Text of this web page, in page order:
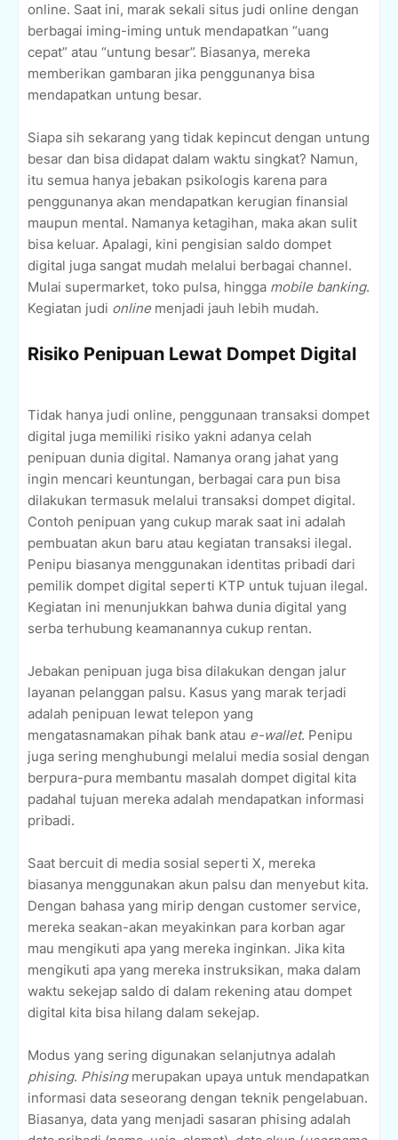
online. Saat ini, marak sekali situs judi online dengan
berbagai iming-iming untuk mendapatkan “uang
cepat” atau “untung besar”. Biasanya, mereka
memberikan gambaran jika penggunanya bisa
mendapatkan untung besar.
Siapa sih sekarang yang tidak kepincut dengan untung
besar dan bisa didapat dalam waktu singkat? Namun,
itu semua hanya jebakan psikologis karena para
penggunanya akan mendapatkan kerugian finansial
maupun mental. Namanya ketagihan, maka akan sulit
bisa keluar. Apalagi, kini pengisian saldo dompet
digital juga sangat mudah melalui berbagai channel.
Mulai supermarket, toko pulsa, hingga mobile banking.
Kegiatan judi online menjadi jauh lebih mudah.
Risiko Penipuan Lewat Dompet Digital
Tidak hanya judi online, penggunaan transaksi dompet
digital juga memiliki risiko yakni adanya celah
penipuan dunia digital. Namanya orang jahat yang
ingin mencari keuntungan, berbagai cara pun bisa
dilakukan termasuk melalui transaksi dompet digital.
Contoh penipuan yang cukup marak saat ini adalah
pembuatan akun baru atau kegiatan transaksi ilegal.
Penipu biasanya menggunakan identitas pribadi dari
pemilik dompet digital seperti KTP untuk tujuan ilegal.
Kegiatan ini menunjukkan bahwa dunia digital yang
serba terhubung keamanannya cukup rentan.
Jebakan penipuan juga bisa dilakukan dengan jalur
layanan pelanggan palsu. Kasus yang marak terjadi
adalah penipuan lewat telepon yang
mengatasnamakan pihak bank atau e-wallet. Penipu
juga sering menghubungi melalui media sosial dengan
berpura-pura membantu masalah dompet digital kita
padahal tujuan mereka adalah mendapatkan informasi
pribadi.
Saat bercuit di media sosial seperti X, mereka
biasanya menggunakan akun palsu dan menyebut kita.
Dengan bahasa yang mirip dengan customer service,
mereka seakan-akan meyakinkan para korban agar
mau mengikuti apa yang mereka inginkan. Jika kita
mengikuti apa yang mereka instruksikan, maka dalam
waktu sekejap saldo di dalam rekening atau dompet
digital kita bisa hilang dalam sekejap.
Modus yang sering digunakan selanjutnya adalah
phising. Phisingmerupakan upaya untuk mendapatkan
informasi data seseorang dengan teknik pengelabuan.
Biasanya, data yang menjadi sasaran phising adalah